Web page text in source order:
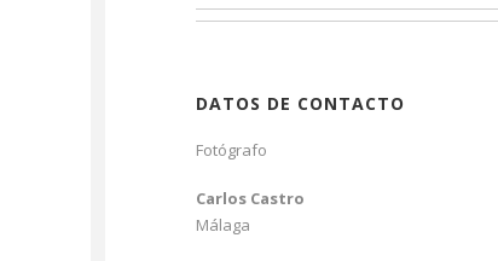
DATOS DE CONTACTO
Fotógrafo
Carlos Castro
Málaga